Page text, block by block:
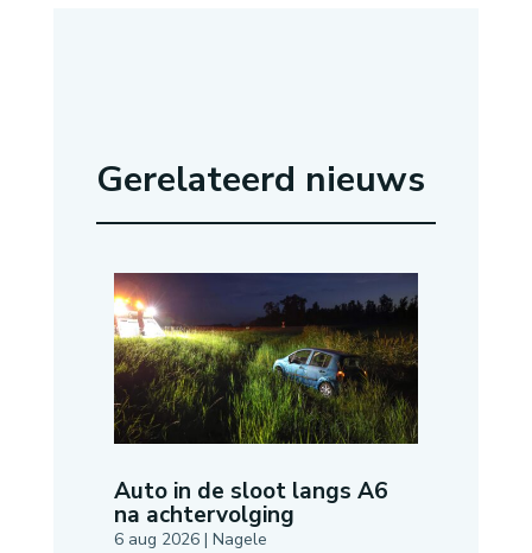
Gerelateerd nieuws
Auto in de sloot langs A6
na achtervolging
6 aug 2026| Nagele